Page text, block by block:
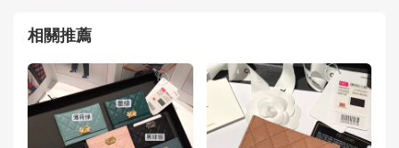
相關推薦